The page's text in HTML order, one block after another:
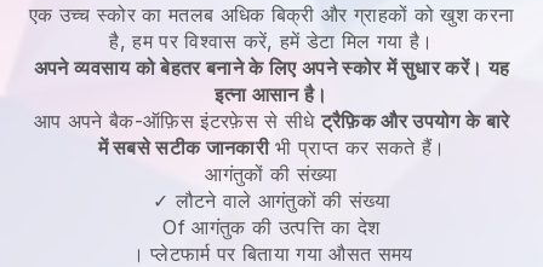
एक उच्च स्कोर का मतलब अधिक बिक्री और ग्राहकों को खुश करना
है, हम पर विश्वास करें, हमें डेटा मिल गया है।
अपने व्यवसाय को बेहतर बनाने के लिए अपने स्कोर में सुधार करें। यह
इत्ना आसान है।
आप अपने बैक-ऑफ़िस इंटरफ़ेस से सीधेट्रैफ़िक और उपयोग के बारे
में सबसे सटीक जानकारीभी प्राप्त कर सकते हैं।
आगंतुकों की संख्या
✓ लौटने वाले आगंतुकों की संख्या
Of आगंतुक की उत्पत्ति का देश
। प्लेटफार्म पर बिताया गया औसत समय